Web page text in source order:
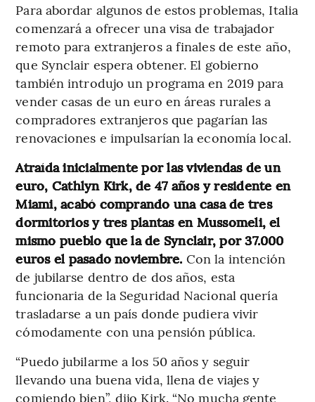
Para abordar algunos de estos problemas, Italia
comenzará a ofrecer una visa de trabajador
remoto para extranjeros a finales de este año,
que Synclair espera obtener. El gobierno
también introdujo un programa en 2019 para
vender casas de un euro en áreas rurales a
compradores extranjeros que pagarían las
renovaciones e impulsarían la economía local.
Atraída inicialmente por las viviendas de un
euro, Cathlyn Kirk, de 47 años y residente en
Miami, acabó comprando una casa de tres
dormitorios y tres plantas en Mussomeli, el
mismo pueblo que la de Synclair, por 37.000
euros el pasado noviembre. Con la intención
de jubilarse dentro de dos años, esta
funcionaria de la Seguridad Nacional quería
trasladarse a un país donde pudiera vivir
cómodamente con una pensión pública.
“Puedo jubilarme a los 50 años y seguir
llevando una buena vida, llena de viajes y
comiendo bien”, dijo Kirk. “No mucha gente